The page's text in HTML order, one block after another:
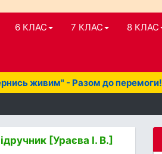
6 КЛАС 7 КЛАС 8 КЛАС
живим" - Разом до перемоги!
[Ураєва І. В.]